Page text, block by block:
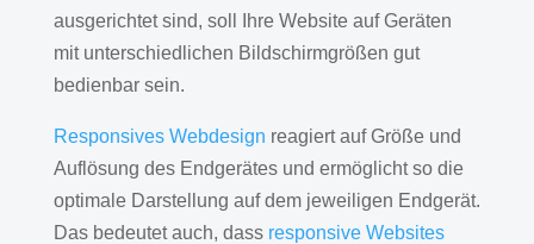
ausgerichtet sind, soll Ihre Website auf Geräten
mit unterschiedlichen Bildschirmgrößen gut
bedienbar sein.
Responsives Webdesign reagiert auf Größe und
Auflösung des Endgerätes und ermöglicht so die
optimale Darstellung auf dem jeweiligen Endgerät.
Das bedeutet auch, dass responsive Websites